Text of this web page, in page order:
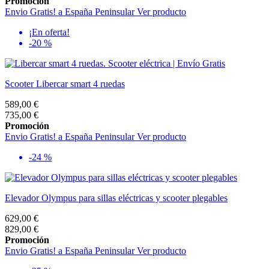
Envio Gratis! a España PeninsularVer producto
¡En oferta!
-20 %
Scooter Libercar smart 4 ruedas
589,00 €
735,00 €
Promoción
Envio Gratis! a España PeninsularVer producto
-24 %
Elevador Olympus para sillas eléctricas y scooter plegables
629,00 €
829,00 €
Promoción
Envio Gratis! a España PeninsularVer producto